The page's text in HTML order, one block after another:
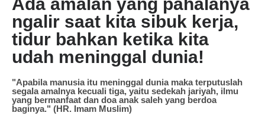
Ada amalan yang pahalanya
ngalir saat kita sibuk kerja,
tidur bahkan ketika kita
udah meninggal dunia!
"Apabila manusia itu meninggal dunia maka terputuslah
segala amalnya kecuali tiga, yaitu sedekah jariyah, ilmu
yang bermanfaat dan doa anak saleh yang berdoa
baginya." (HR. Imam Muslim)